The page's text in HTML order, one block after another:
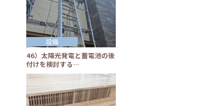
46）太陽光発電と蓄電池の後
付けを検討する…
設備